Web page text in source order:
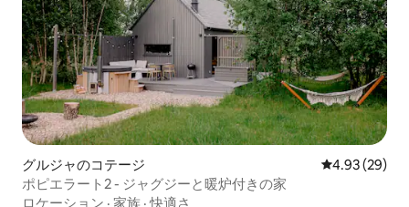
グルジャのコテージ レビュー29
4.93 (29)
ポピエラート2 - ジャグジーと暖炉付きの家
ロケーション · 家族 ·快適さ